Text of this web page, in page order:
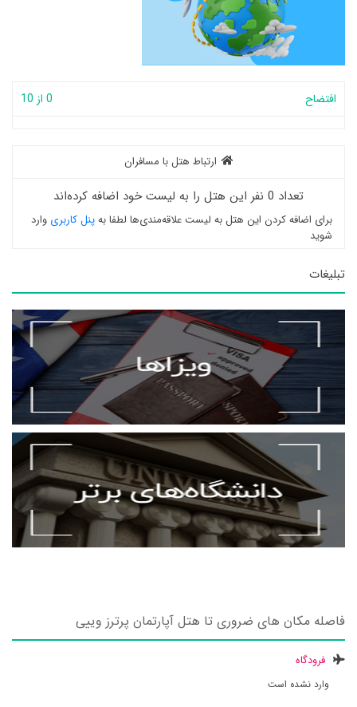
افتضاح 0 از 10
ارتباط هتل با مسافران
تعداد 0 نفر این هتل را به لیست خود اضافه کرده‌اند
برای اضافه کردن این هتل به لیست علاقه‌مندی‌ها لطفا بهپنل کاربری وارد
شوید
تبلیغات
فاصله مکان های ضروری تا هتل آپارتمان پرترز وییی
فرودگاه
وارد نشده است